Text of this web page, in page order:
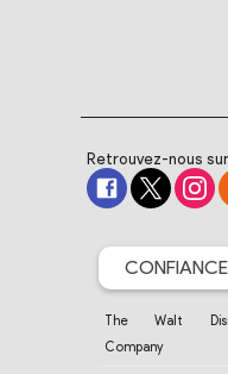
Retrouvez-nous
CONFIANCE
The Walt
Company